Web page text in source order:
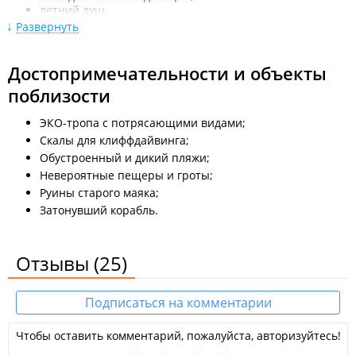
летний душ,
баня,
родник и скважина с питьевой водой.
Дополнительные предложения:
аренда SUP-досок,
снаряжения для снорклинга, подводных гидроскутеров,
морские экскурсии на катере,
клифф-дайвинг (прыжки в воду со скал).
Питание организуется самостоятельно или в кафе. На
территории есть большая, светлая, продуманная кухонная и
обеденная зона, где есть: кухонный
плиты, холодильник, электричество 24/7, пресная вода.
На базе действует режим тишины с 22 до 9 утра. Громкую
музыку нельзя включать даже в течение дня.
Развернуть
Достопримечательности и объекты
поблизости
ЭКО-тропа с потрясающими видами;
Скалы для клиффдайвинга;
Обустроенный и дикий пляжи;
Невероятные пещеры и гроты;
Руины старого маяка;
Затонувший корабль.
Отзывы (25)
Подписаться на комментарии
Чтобы оставить комментарий, пожалуйста, авторизуйтесь!